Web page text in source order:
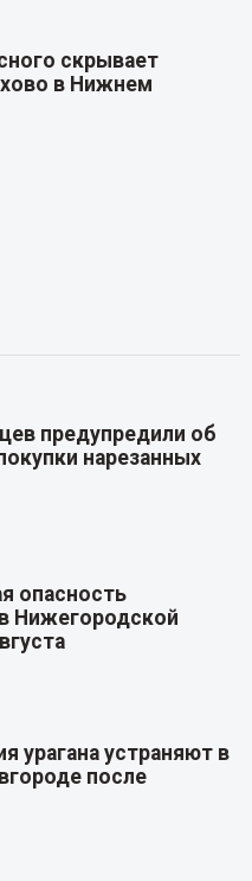
скрывает
в Нижнем
предупредили об
нарезанных
опасность
Нижегородской
урагана устраняют в
после